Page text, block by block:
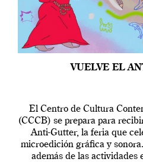
VUELVE EL
El Centro de Cultura
(CCCB) se prepara para
Anti-Gutter, la feria que
microedición gráfica y
además de las actividades